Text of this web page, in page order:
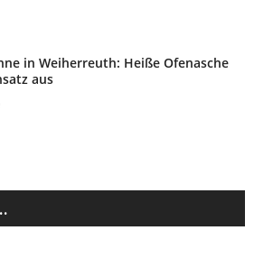
in Weiherreuth: Heiße Ofenasche
aus